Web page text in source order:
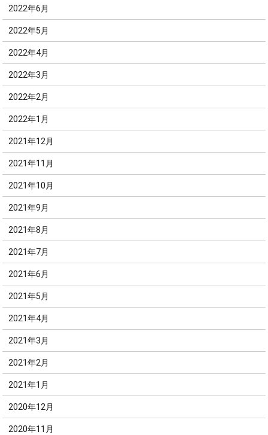
2022年6月
2022年5月
2022年4月
2022年3月
2022年2月
2022年1月
2021年12月
2021年11月
2021年10月
2021年9月
2021年8月
2021年7月
2021年6月
2021年5月
2021年4月
2021年3月
2021年2月
2021年1月
2020年12月
2020年11月